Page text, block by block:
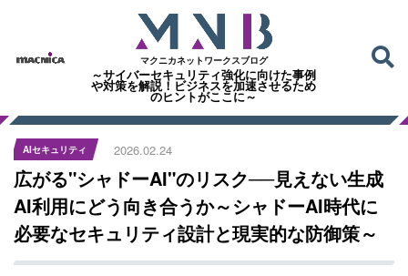
マクニカネットワークスブログ
～サイバーセキュリティ強化に向けた事例
や対策を解説！ビジネスを加速させるため
のヒントがここに～
AIセキュリティ 2026.02.24
広がる"シャドーAI"のリスク──見えない生成
AI利用にどう向き合うか～シャドーAI時代に
必要なセキュリティ設計と現実的な防御策～